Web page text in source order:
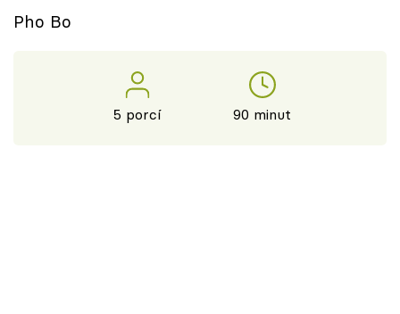
Těhotnej kuchař
Přihlášení
Pho Bo
5 porcí 90 minut